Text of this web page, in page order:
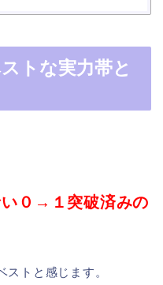
トな実力帯と
０→１突破済みの
ストと感じます。